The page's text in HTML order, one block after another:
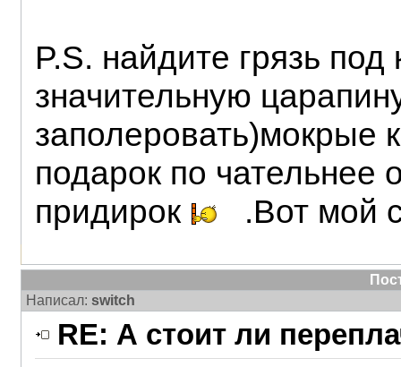
P.S. найдите грязь
значительную
заполеровать)мокрые
подарок по чательнее
придирок
.Вот мой
Написал: switch
RE: А стоит ли